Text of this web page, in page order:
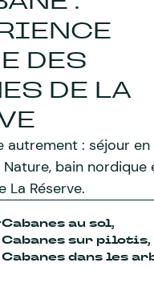
DES
DE LA
autrement : séjour
bain nordique
La Réserve.
Cabanes au sol,
Cabanes sur pilotis,
Cabanes dans les